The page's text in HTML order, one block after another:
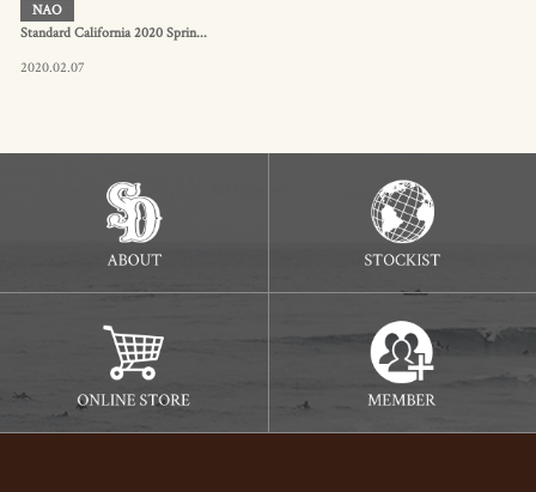
NAO
Standard California 2020 Sprin...
2020.02.07